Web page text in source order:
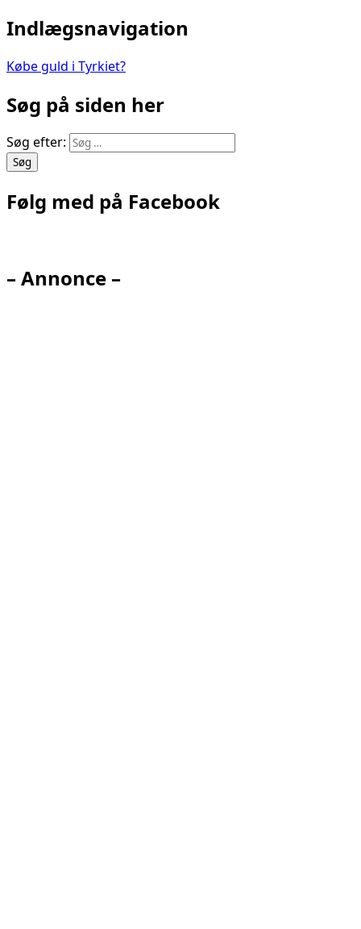
Indlægsnavigation
Købe guld i Tyrkiet?
Søg på siden her
Søg efter:
Følg med på Facebook
– Annonce –